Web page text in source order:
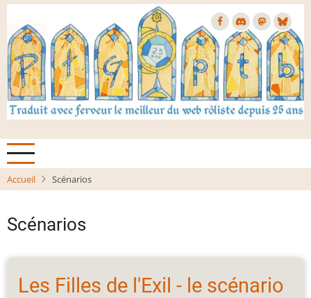
Aller
contenu
principal
Accueil Scénarios
Scénarios
Les Filles de l'Exil - le scénario